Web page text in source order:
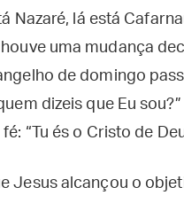
Nazaré, lá está
uma mudança
de domingo
dizeis que Eu
“Tu és o Cristo de
Jesus alcançou o